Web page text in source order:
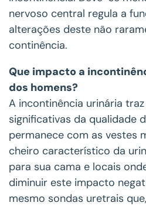
nervoso central regula a
alterações deste não
continência.
Que impacto a
dos homens?
A incontinência urinária
significativas da qualidade
permanece com as vestes
cheiro característico da
para sua cama e locais
diminuir este impacto
mesmo sondas uretrais